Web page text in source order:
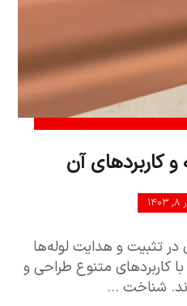
کاربردهای آن
تثبیت و هدایت لوله‌ها
کاربردهای متنوع طراحی و
شناخت ...